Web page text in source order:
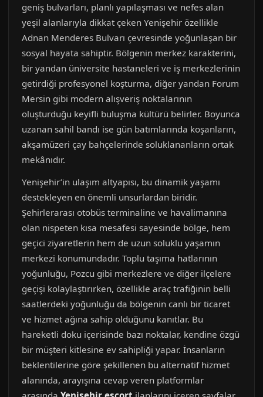
geniş bulvarları, planlı yapılaşması ve nefes alan
yeşil alanlarıyla dikkat çeken Yenişehir özellikle
Adnan Menderes Bulvarı çevresinde yoğunlaşan bir
sosyal hayata sahiptir. Bölgenin merkez karakterini,
bir yandan üniversite hastaneleri ve iş merkezlerinin
getirdiği profesyonel koşturma, diğer yandan Forum
Mersin gibi modern alışveriş noktalarının
oluşturduğu keyifli buluşma kültürü belirler. Boyunca
uzanan sahil bandı ise gün batımlarında koşanların,
akşamüzeri çay bahçelerinde soluklananların ortak
mekânıdır.
Yenişehir’in ulaşım altyapısı, bu dinamik yaşamı
destekleyen en önemli unsurlardan biridir.
Şehirlerarası otobüs terminaline ve havalimanına
olan nispeten kısa mesafesi sayesinde bölge, hem
geçici ziyaretlerin hem de uzun soluklu yaşamın
merkezi konumundadır. Toplu taşıma hatlarının
yoğunluğu, Pozcu gibi merkezlere ve diğer ilçelere
geçişi kolaylaştırırken, özellikle araç trafiğinin belli
saatlerdeki yoğunluğu da bölgenin canlı bir ticaret
ve hizmet ağına sahip olduğunu kanıtlar. Bu
hareketli doku içerisinde bazı noktalar, kendine özgü
bir müşteri kitlesine ev sahipliği yapar. İnsanların
beklentilerine göre şekillenen bu alternatif hizmet
alanında, arayışına cevap veren platformlar